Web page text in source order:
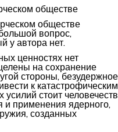
обществе
обществе
вопрос,
у автора нет.
ценностях нет
на сохранение
стороны, безудержное
к катастрофическим
стоит
и применения ядерного,
созданных